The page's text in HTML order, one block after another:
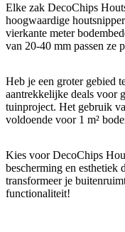
Elke zak DecoChips
hoogwaardige
vierkante meter
van 20-40 mm passen ze
Heb je een groter gebied
aantrekkelijke deals voor
tuinproject. Het gebruik
voldoende voor 1 m²
Kies voor DecoChips
bescherming en esthetiek
transformeer je
functionaliteit!